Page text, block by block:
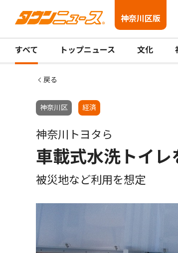
神奈川区版
すべて トップニュース 文化
戻る
神奈川区 経済
神奈川トヨタら
車載式水洗トイレ
被災地など利用を想定